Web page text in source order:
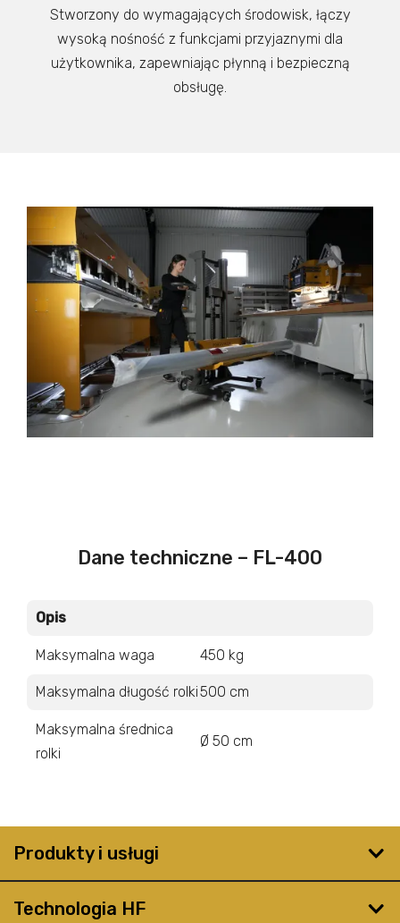
Stworzony do wymagających środowisk, łączy
wysoką nośność z funkcjami przyjaznymi dla
użytkownika, zapewniając płynną i bezpieczną
obsługę.
Dane techniczne – FL-400
Opis
Maksymalna waga 450 kg
Maksymalna długość rolki500 cm
Maksymalna średnica
rolki
Ø 50 cm
Produkty i usługi
Technologia HF